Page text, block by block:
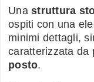
Una struttura
ospiti con una
minimi dettagli,
caratterizzata da
posto.